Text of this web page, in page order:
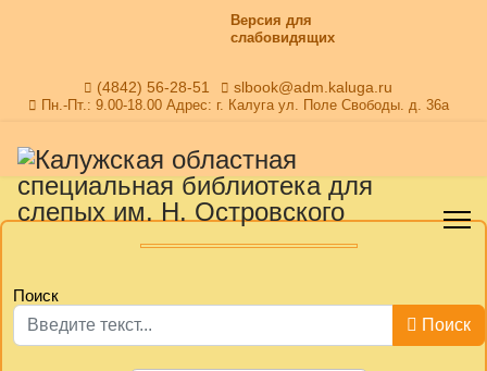
Версия для
слабовидящих
(4842) 56-28-51 slbook@adm.kaluga.ru
Пн.-Пт.: 9.00-18.00 Адрес: г. Калуга ул. Поле Свободы. д. 36а
Поиск
Поиск